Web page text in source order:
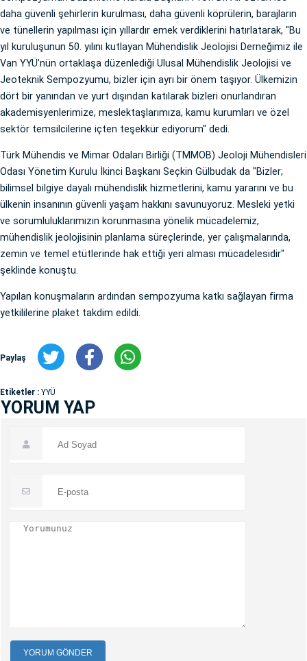
daha güvenli şehirlerin kurulması, daha güvenli köprülerin, barajların
ve tünellerin yapılması için yıllardır emek verdiklerini hatırlatarak, "Bu
yıl kuruluşunun 50. yılını kutlayan Mühendislik Jeolojisi Derneğimiz ile
Van YYÜ’nün ortaklaşa düzenlediği Ulusal Mühendislik Jeolojisi ve
Jeoteknik Sempozyumu, bizler için ayrı bir önem taşıyor. Ülkemizin
dört bir yanından ve yurt dışından katılarak bizleri onurlandıran
akademisyenlerimize, meslektaşlarımıza, kamu kurumları ve özel
sektör temsilcilerine içten teşekkür ediyorum" dedi.
Türk Mühendis ve Mimar Odaları Birliği (TMMOB) Jeoloji Mühendisleri
Odası Yönetim Kurulu İkinci Başkanı Seçkin Gülbudak da "Bizler;
bilimsel bilgiye dayalı mühendislik hizmetlerini, kamu yararını ve bu
ülkenin insanının güvenli yaşam hakkını savunuyoruz. Mesleki yetki
ve sorumluluklarımızın korunmasına yönelik mücadelemiz,
mühendislik jeolojisinin planlama süreçlerinde, yer çalışmalarında,
zemin ve temel etütlerinde hak ettiği yeri alması mücadelesidir"
şeklinde konuştu.
Yapılan konuşmaların ardından sempozyuma katkı sağlayan firma
yetkililerine plaket takdim edildi.
Paylaş
Etiketler : YYÜ
YORUM YAP
YORUM GÖNDER